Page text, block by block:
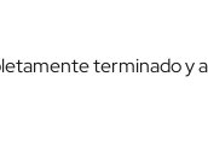
terminado y